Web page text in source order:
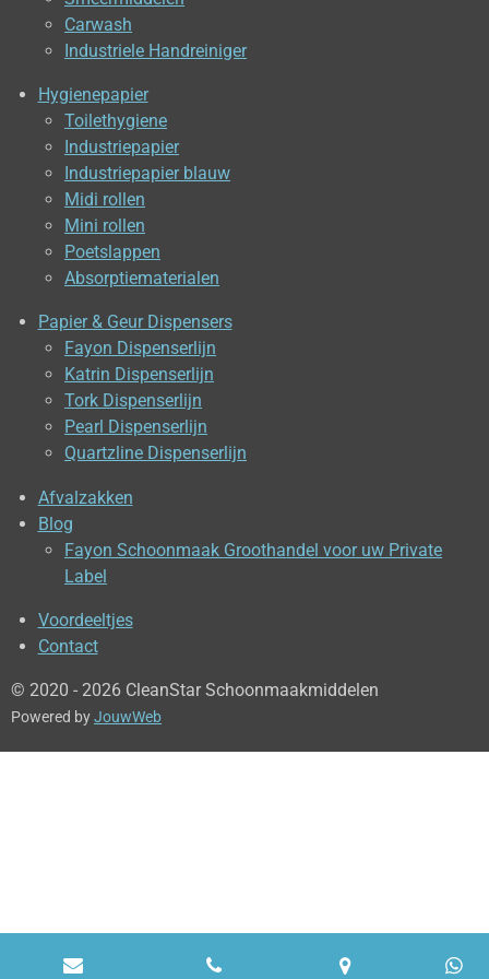
Carwash
Industriele Handreiniger
Hygienepapier
Toilethygiene
Industriepapier
Industriepapier blauw
Midi rollen
Mini rollen
Poetslappen
Absorptiematerialen
Papier & Geur Dispensers
Fayon Dispenserlijn
Katrin Dispenserlijn
Tork Dispenserlijn
Pearl Dispenserlijn
Quartzline Dispenserlijn
Afvalzakken
Blog
Fayon Schoonmaak Groothandel voor uw Private
Label
Voordeeltjes
Contact
© 2020 - 2026 CleanStar Schoonmaakmiddelen
Powered byJouwWeb